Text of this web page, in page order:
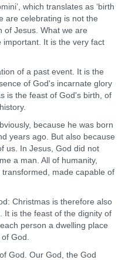
which translates as ‘birth
are celebrating is not the
of Jesus. What we are
It is the very fact
of a past event. It is the
of God's incarnate glory
is the feast of God's birth, of
because he was born
years ago. But also because
us. In Jesus, God did not
a man. All of humanity,
made capable of
Christmas is therefore also
It is the feast of the dignity of
person a dwelling place
God.
God. Our God, the God